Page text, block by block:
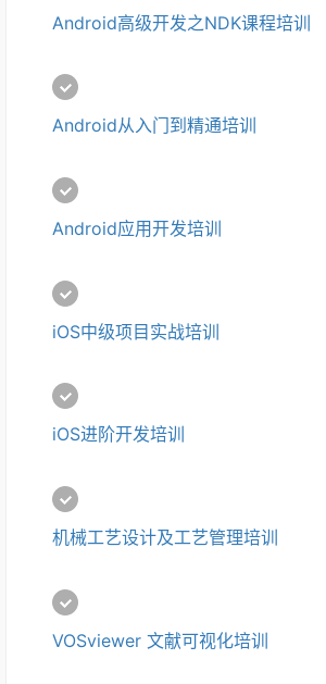
Android高级开发之NDK课程培训
Android从入门到精通培训
Android应用开发培训
iOS中级项目实战培训
iOS进阶开发培训
机械工艺设计及工艺管理培训
VOSviewer 文献可视化培训